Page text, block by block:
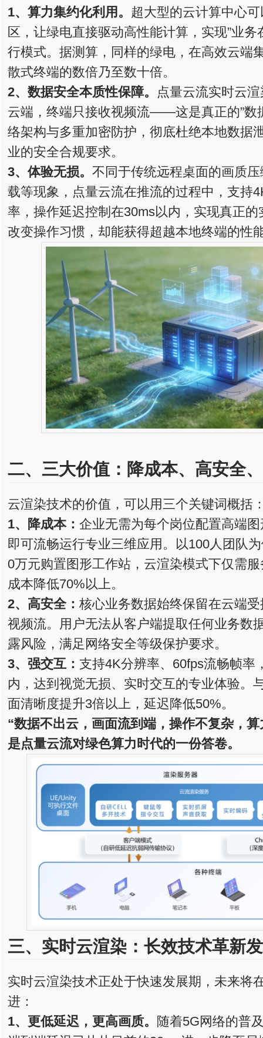
1、 算力集约化利用。 超大型的云计算中心
区，让绿电直接驱动高性能计算，实现”业务
行模式。据测算，同样的绿电，在高效云端
散式终端的数倍乃至数十倍。
2、 数据安全本质性保障。 点量云流实时云
云端，终端只接收视频流——这是真正的”数
络架构与多重加密防护，彻底杜绝本地数据
业的安全合规要求。
3、 体验无损。 不同于传统远程桌面的画质
载等现象，点量云流在推流的过程中，支持
率，操作延迟控制在30ms以内，实现真正
改变操作习惯，却能获得超越本地终端的性
二、三大价值： 降成本、 高安全、
云渲染技术的价值，可以用三个关键词概括
1、
降成本： 企业无需为每个岗位配置高端
即可流畅运行专业三维应用。以100人团队
0万元购置图形工作站，云渲染模式下仅需
成本降低70%以上。
2、高安全： 核心业务数据始终保留在云端
视频流。用户无法从客户端提取任何业务数
露风险，满足网络安全等级保护要求。
3、强交互 ： 支持4K分辨率、60fps流畅帧率
内，达到视觉无损、实时交互的专业体验。
面清晰度提升3倍以上，延迟降低50%。
“数据不出云，画面流到端，操作不复杂，
是点量云流对绿色算力时代的一份答卷。
三、 实时云渲染： 长效技术革新
实时云渲染技术正处于快速发展期，未来将
进：
1、 更低延迟，更高画质。 随着5G网络的普